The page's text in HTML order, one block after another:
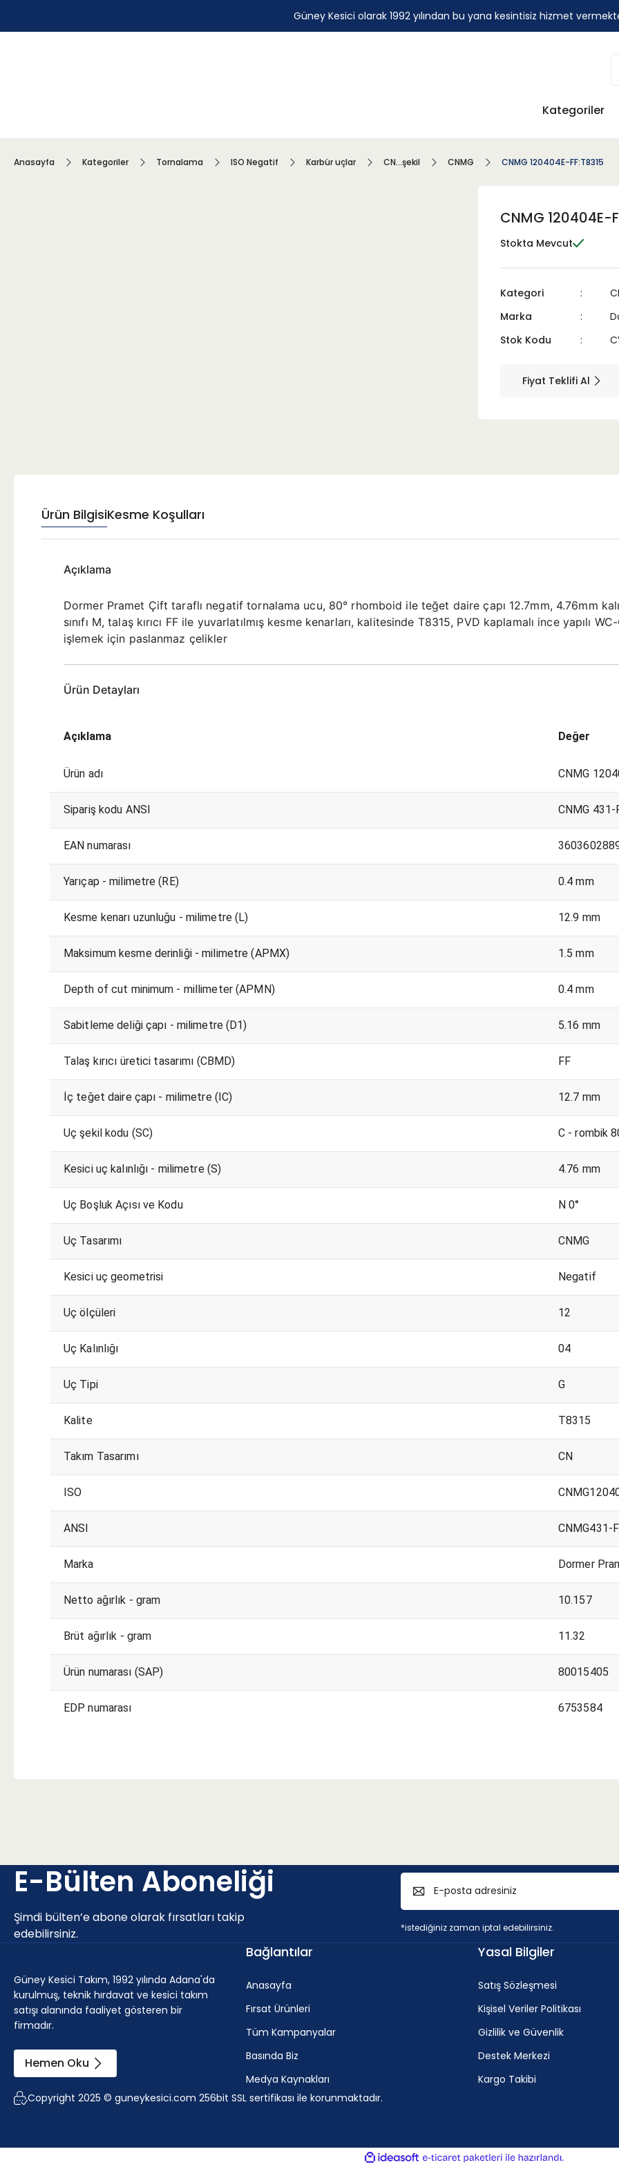
Güney Kesici olarak 1992 yılından bu yana kesintisiz hizmet
Kategoriler
Anasayfa Kategoriler Tornalama ISO Negatif Karbür uçlar CN...şekil CNMG CNMG 120404E-FF:T8315
CNMG 120404E-
Stokta Mevcut
Kategori
Marka
Stok Kodu
Fiyat Teklifi Al
Ürün BilgisiKesme Koşulları
Açıklama
Dormer Pramet Çift taraflı negatif tornalama ucu, 80° rhomboid ile teğet daire çapı 12.7mm, 4.76mm
sınıfı M, talaş kırıcı FF ile yuvarlatılmış kesme kenarları, kalitesinde T8315, PVD kaplamalı ince yapılı
işlemek için paslanmaz çelikler
Ürün Detayları
Açıklama Değer
Ürün adı CNMG
Sipariş kodu ANSI CNMG
EAN numarası
Yarıçap - milimetre (RE) 0.4 mm
Kesme kenarı uzunluğu - milimetre (L) 12.9 mm
Maksimum kesme derinliği - milimetre (APMX) 1.5 mm
Depth of cut minimum - millimeter (APMN) 0.4 mm
Sabitleme deliği çapı - milimetre (D1) 5.16 mm
Talaş kırıcı üretici tasarımı (CBMD) FF
İç teğet daire çapı - milimetre (IC) 12.7 mm
Uç şekil kodu (SC) C - rombik
Kesici uç kalınlığı - milimetre (S) 4.76 mm
Uç Boşluk Açısı ve Kodu N 0°
Uç Tasarımı CNMG
Kesici uç geometrisi Negatif
Uç ölçüleri 12
Uç Kalınlığı 04
Uç Tipi G
Kalite T8315
Takım Tasarımı CN
ISO
ANSI CNMG431-
Marka Dormer
Netto ağırlık - gram 10.157
Brüt ağırlık - gram 11.32
Ürün numarası (SAP) 80015405
EDP numarası 6753584
P - Çelik ve dökme çelikler (Alaşım oranı < 10% ve sertlik < 45HRC)
Uygunluk vc
0.3 - 1.5 mm 195 - 290 m/min
M - Paslanmaz çelik (korozyona dayanıklı çelikler, krom oranı > %11
Uygunluk ap
E-Bülten Aboneliği
Şimdi bülten’e abone olarak fırsatları takip
edebilirsiniz.
*istediğiniz zaman iptal edebilirsiniz.
Güney Kesici Takım, 1992 yılında Adana'da
kurulmuş, teknik hırdavat ve kesici takım
satışı alanında faaliyet gösteren bir
firmadır.
Hemen Oku
Bağlantılar
Anasayfa
Fırsat Ürünleri
Tüm Kampanyalar
Basında Biz
Medya Kaynakları
Yasal Bilgiler
Satış Sözleşmesi
Kişisel Veriler Politikası
Gizlilik ve Güvenlik
Destek Merkezi
Kargo Takibi
Copyright 2025 © guneykesici.com 256bit SSL sertifikası ile korunmaktadır.
ideasoft
e-